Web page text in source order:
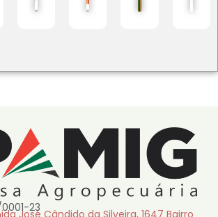
0001-23